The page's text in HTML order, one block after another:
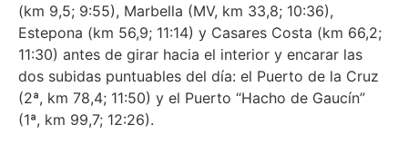
(km 9,5; 9:55), Marbella (MV, km 33,8; 10:36),
Estepona (km 56,9; 11:14) y Casares Costa (km 66,2;
11:30) antes de girar hacia el interior y encarar las
dos subidas puntuables del día: el Puerto de la Cruz
(2ª, km 78,4; 11:50) y el Puerto “Hacho de Gaucín”
(1ª, km 99,7; 12:26).